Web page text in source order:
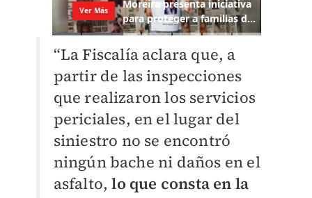
“La Fiscalía aclara que, a
partir de las inspecciones
que realizaron los servicios
periciales, en el lugar del
siniestro no se encontró
ningún bache ni daños en el
asfalto,lo que consta en la